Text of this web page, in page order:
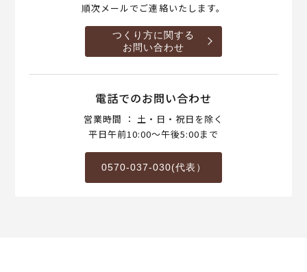
順次メールでご連絡いたします。
つくり方に関する
お問い合わせ
電話でのお問い合わせ
営業時間 ： 土・日・祝日を除く
平日午前10:00～午後5:00まで
0570-037-030(代表）